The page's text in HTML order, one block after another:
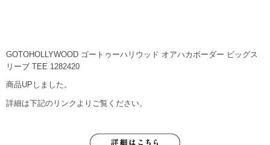
GOTOHOLLYWOOD ゴートゥーハリウッド オアハカボーダー ビッグス
リーブ TEE 1282420
商品UPしました。
詳細は下記のリンクよりご覧ください。